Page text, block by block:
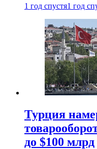
1 год спустя1 год
Турция
до $100 млрд